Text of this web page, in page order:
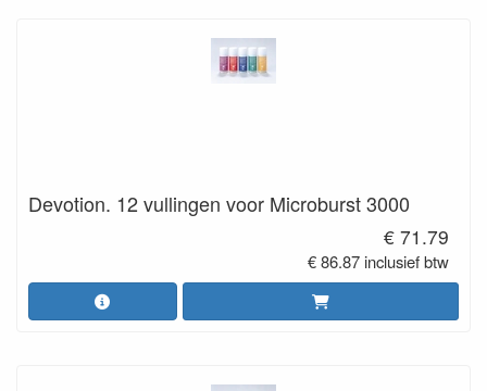
Devotion. 12 vullingen voor Microburst 3000
€ 71.79
€ 86.87 inclusief btw